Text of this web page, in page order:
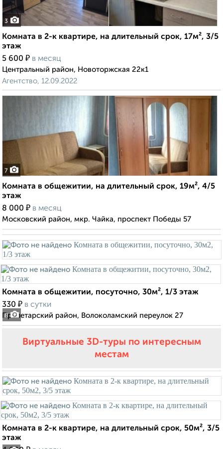
3
Комната в 2-к квартире, на длительный срок, 17м², 3/5
этаж
5 600 ₽ в месяц
Центральный район, Новоторжская 22к1
Агентство, 12.09.2022
7
Комната в общежитии, на длительный срок, 19м², 4/5
этаж
8 000 ₽ в месяц
Московский район, мкр. Чайка, проспект Победы 57
8
Комната в общежитии, посуточно, 30м², 1/3 этаж
330 ₽ в сутки
Пролетарский район, Волоколамский переулок 27
Виртуальные 3D-туры по интересным
местам
Комната в 2-к квартире, на длительный срок, 50м², 3/5
этаж